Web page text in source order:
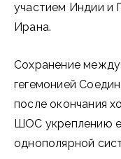
участием Индии и
Ирана.
Сохранение
гегемонией
после окончания
ШОС укреплению
однополярной